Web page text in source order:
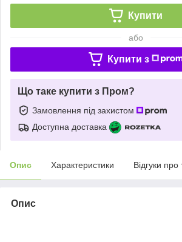
Купити
або
Купити з
Що таке купити з Пром?
Замовлення під захистом
Доступна доставка
Опис Характеристики Відгуки про
Опис